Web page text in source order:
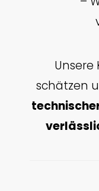
Unsere
schätzen